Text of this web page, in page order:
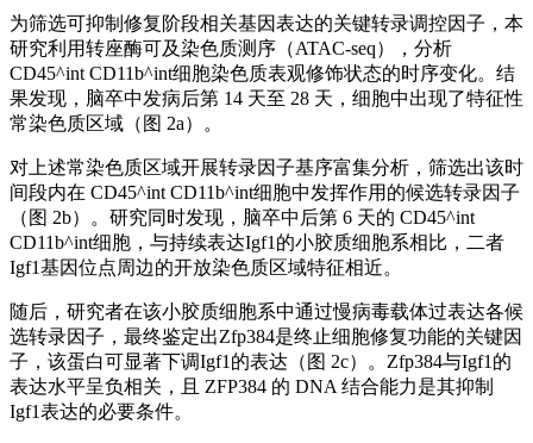
为筛选可抑制修复阶段相关基因表达的关键转录调控因子，本
研究利用转座酶可及染色质测序（ATAC-seq），分析
CD45^int CD11b^int细胞染色质表观修饰状态的时序变化。结
果发现，脑卒中发病后第 14 天至 28 天，细胞中出现了特征性
常染色质区域（图 2a）。
对上述常染色质区域开展转录因子基序富集分析，筛选出该时
间段内在 CD45^int CD11b^int细胞中发挥作用的候选转录因子
（图 2b）。研究同时发现，脑卒中后第 6 天的 CD45^int
CD11b^int细胞，与持续表达Igf1的小胶质细胞系相比，二者
Igf1基因位点周边的开放染色质区域特征相近。
随后，研究者在该小胶质细胞系中通过慢病毒载体过表达各候
选转录因子，最终鉴定出Zfp384是终止细胞修复功能的关键因
子，该蛋白可显著下调Igf1的表达（图 2c）。Zfp384与Igf1的
表达水平呈负相关，且 ZFP384 的 DNA 结合能力是其抑制
Igf1表达的必要条件。